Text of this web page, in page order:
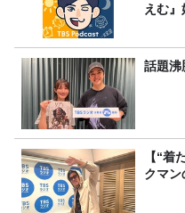
えむ
話題沸
【“着
クマン